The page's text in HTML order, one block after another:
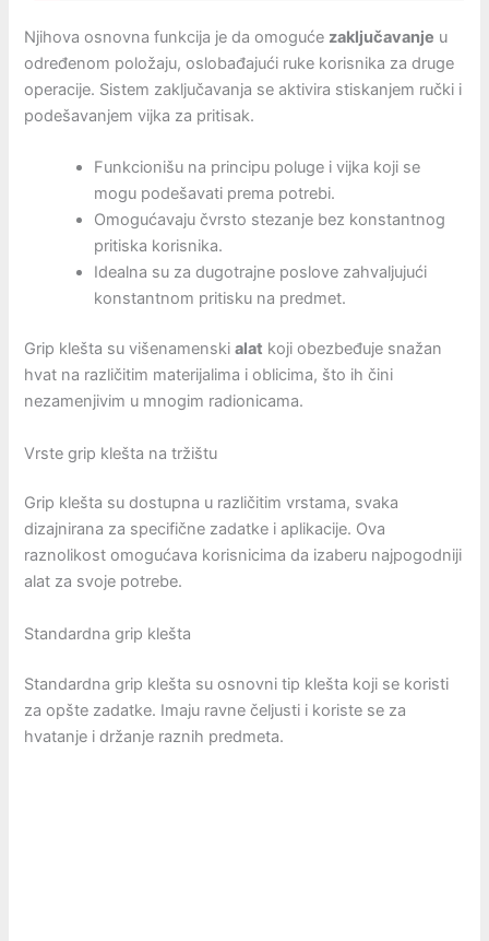
Njihova osnovna funkcija je da omoguće zaključavanje u
određenom položaju, oslobađajući ruke korisnika za druge
operacije. Sistem zaključavanja se aktivira stiskanjem ručki i
podešavanjem vijka za pritisak.
Funkcionišu na principu poluge i vijka koji se
mogu podešavati prema potrebi.
Omogućavaju čvrsto stezanje bez konstantnog
pritiska korisnika.
Idealna su za dugotrajne poslove zahvaljujući
konstantnom pritisku na predmet.
Grip klešta su višenamenskialat koji obezbeđuje snažan
hvat na različitim materijalima i oblicima, što ih čini
nezamenjivim u mnogim radionicama.
Vrste grip klešta na tržištu
Grip klešta su dostupna u različitim vrstama, svaka
dizajnirana za specifične zadatke i aplikacije. Ova
raznolikost omogućava korisnicima da izaberu najpogodniji
alat za svoje potrebe.
Standardna grip klešta
Standardna grip klešta su osnovni tip klešta koji se koristi
za opšte zadatke. Imaju ravne čeljusti i koriste se za
hvatanje i držanje raznih predmeta.